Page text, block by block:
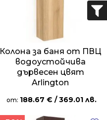
Колона за баня от ПВЦ
водоустойчива
дървесен цвят
Arlington
от: 188.67 € / 369.01 лв.